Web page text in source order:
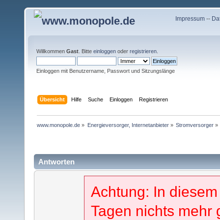
Impressum--
Willkommen Gast . Bitte einloggen oder registrieren
Einloggen mit Benutzername, Passwort und Sitzungslänge
Übersicht Hilfe Suche Einloggen Registrieren
www.monopole.de » Energieversorger, Internetanbieter» Stromversorger»
Antworten
Achtung: In
Tagen nichts mehr